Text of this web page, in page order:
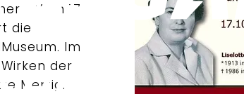
Vom 17.
die
Im
der
Mertig.